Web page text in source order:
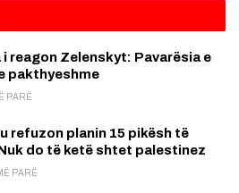
i reagon Zelenskyt: Pavarësia e
pakthyeshme
PARË
refuzon planin 15 pikësh të
do të ketë shtet palestinez
PARË